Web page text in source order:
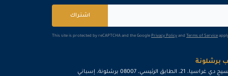
التفاصيل
إسطنبول التفاصيل
اشتراك
This site is protected by reCAPTCHA and the Google Privacy Policy and Terms of Service
برشلونة
غراسيا، 21، الطابق الرئيسي، 08007 برشلونة، إسباني